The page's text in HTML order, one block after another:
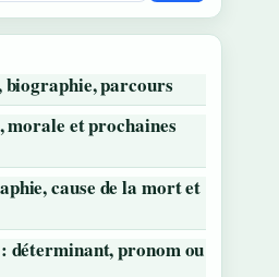
parcours
morale et prochaines
cause de la mort et
déterminant, pronom ou